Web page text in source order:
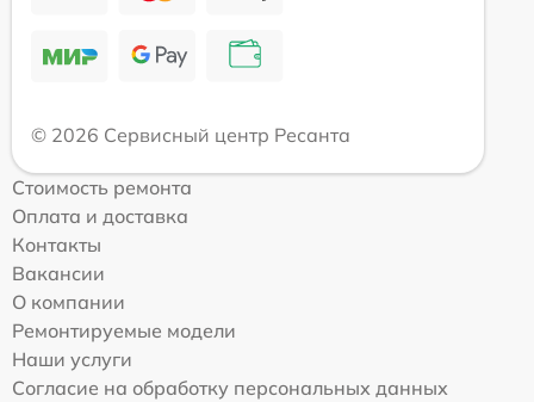
© 2026 Сервисный центр Ресанта
Стоимость ремонта
Оплата и доставка
Контакты
Вакансии
О компании
Ремонтируемые модели
Наши услуги
Согласие на обработку персональных данных